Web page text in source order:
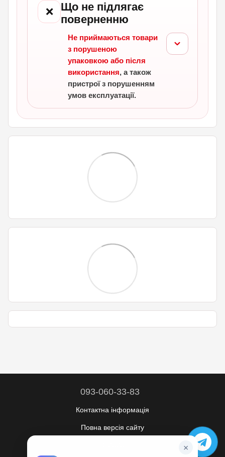
❌
Що не підлягає
поверненню
Не приймаються товари
з порушеною
упаковкою або після
використання, а також
пристрої з порушенням
умов експлуатації.
093-060-33-83
Контактна інформація
Повна версія сайту
×